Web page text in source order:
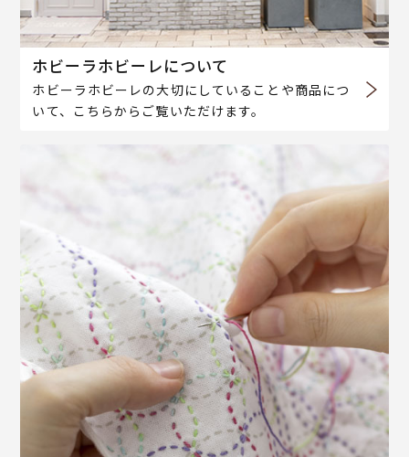
ホビーラホビーレについて
ホビーラホビーレの大切にしていることや商品につ
いて、こちらからご覧いただけます。